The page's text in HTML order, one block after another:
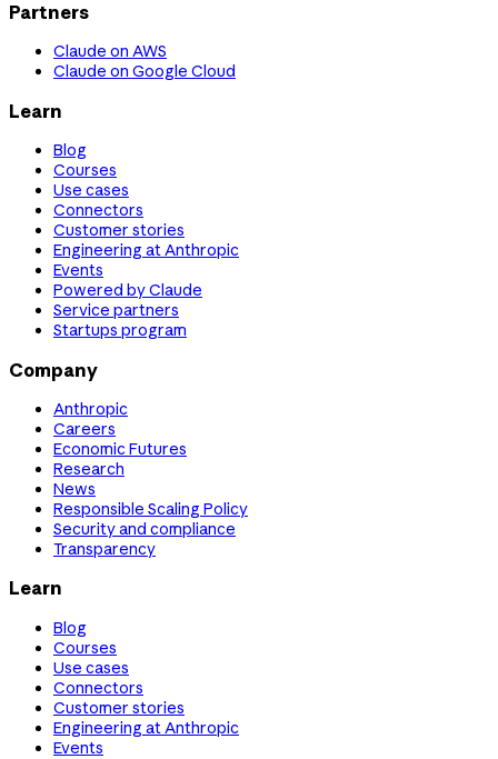
Partners
Claude on AWS
Claude on Google Cloud
Learn
Blog
Courses
Use cases
Connectors
Customer stories
Engineering at Anthropic
Events
Powered by Claude
Service partners
Startups program
Company
Anthropic
Careers
Economic Futures
Research
News
Responsible Scaling Policy
Security and compliance
Transparency
Learn
Blog
Courses
Use cases
Connectors
Customer stories
Engineering at Anthropic
Events